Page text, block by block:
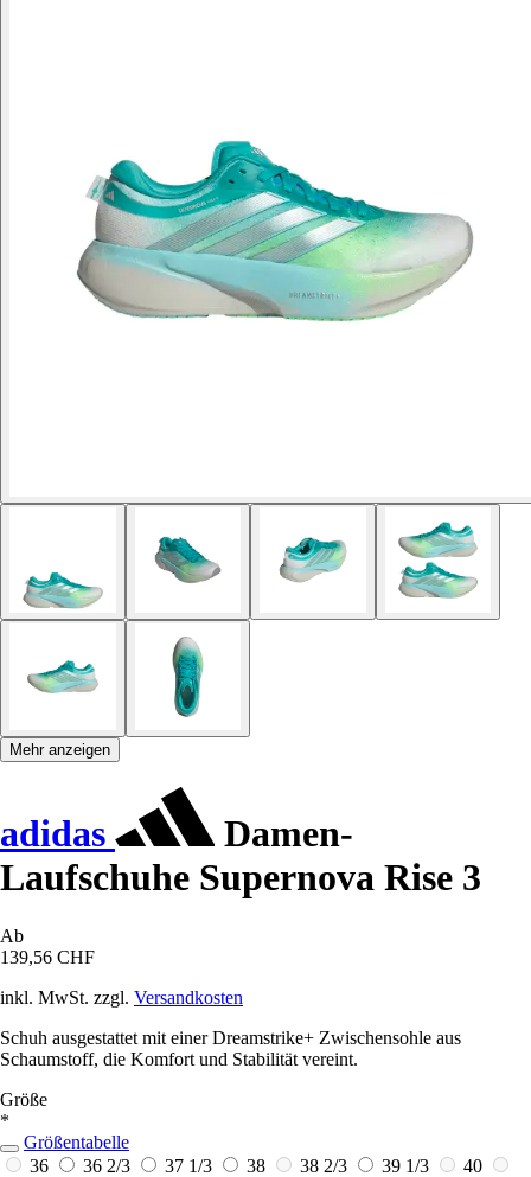
Mehr anzeigen
adidas
Damen-
Laufschuhe Supernova Rise 3
Ab
139,56 CHF
inkl. MwSt. zzgl. Versandkosten
Schuh ausgestattet mit einer Dreamstrike+ Zwischensohle aus
Schaumstoff, die Komfort und Stabilität vereint.
Größe
*
Größentabelle
36
36 2/3 37 1/3 38 38 2/3 39 1/3
40